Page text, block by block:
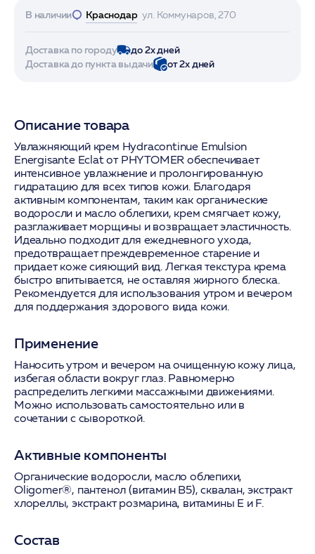
В наличии Краснодар ул. Коммунаров, 270
Доставка по городу
до 2х дней
Доставка до пункта выдачи
от 2х дней
Описание товара
Увлажняющий крем Hydracontinue Emulsion
Energisante Eclat от PHYTOMER обеспечивает
интенсивное увлажнение и пролонгированную
гидратацию для всех типов кожи. Благодаря
активным компонентам, таким как органические
водоросли и масло облепихи, крем смягчает кожу,
разглаживает морщины и возвращает эластичность.
Идеально подходит для ежедневного ухода,
предотвращает преждевременное старение и
придает коже сияющий вид. Легкая текстура крема
быстро впитывается, не оставляя жирного блеска.
Рекомендуется для использования утром и вечером
для поддержания здорового вида кожи.
Применение
Наносить утром и вечером на очищенную кожу лица,
избегая области вокруг глаз. Равномерно
распределить легкими массажными движениями.
Можно использовать самостоятельно или в
сочетании с сывороткой.
Активные компоненты
Органические водоросли, масло облепихи,
Oligomer®, пантенол (витамин B5), сквалан, экстракт
хлореллы, экстракт розмарина, витамины E и F.
Состав